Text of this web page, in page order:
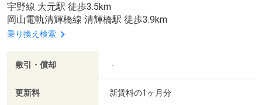
宇野線 大元駅 徒歩3.5km
岡山電軌清輝橋線 清輝橋駅 徒歩3.9km
乗り換え検索
敷引・償却 -
更新料 新賃料の1ヶ月分